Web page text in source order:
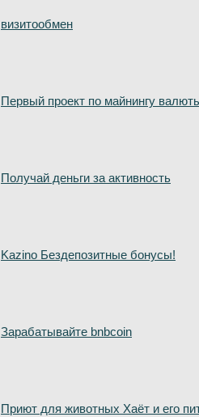
визитообмен
Первый проект по майнингу
Получай деньги за активность
Kazino Бездепозитные бонусы!
Зарабатывайте bnbcoin
Приют для животных Хаёт и его